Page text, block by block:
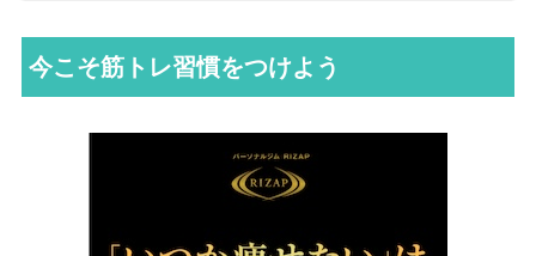
今こそ筋トレ習慣をつけよう